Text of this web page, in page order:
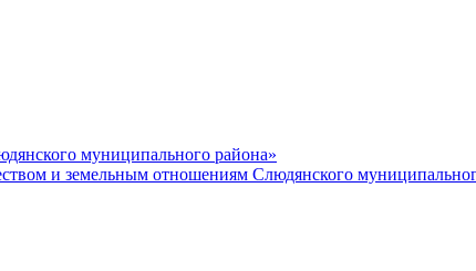
муниципального района»
и земельным отношениям Слюдянского